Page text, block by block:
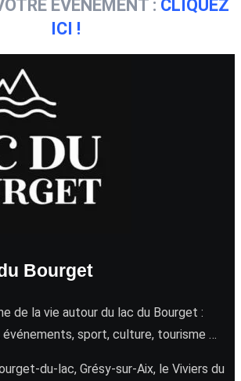
ÉVÉNEMENT : CLIQUEZ
ICI !
Bourget
de la vie autour du lac du Bourget :
sport, culture, tourisme …
du-lac, Grésy-sur-Aix, le Viviers du